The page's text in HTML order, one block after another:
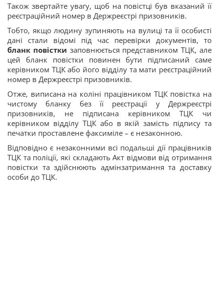
Також звертайте увагу, щоб на повістці був вказаний її
реєстраційний номер в Держреєстрі призовників.
Тобто, якщо людину зупиняють на вулиці та її особисті
дані стали відомі під час перевірки документів, то
бланк повістки заповнюється представником ТЦК, але
цей бланк повістки повинен бути підписаний саме
керівником ТЦК або його відділу та мати реєстраційний
номер в Держреєстрі призовників.
Отже, виписана на коліні працівником ТЦК повістка на
чистому бланку без її реєстрації у Держреєстрі
призовників, не підписана керівником ТЦК чи
керівником відділу ТЦК або в якій замість підпису та
печатки проставлене факсиміле – є незаконною.
Відповідно є незаконними всі подальші дії працівників
ТЦК та поліції, які складають Акт відмови від отримання
повістки та здійснюють адмінзатримання та доставку
особи до ТЦК.